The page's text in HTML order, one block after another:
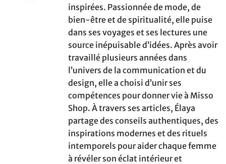
inspirées. Passionnée de mode, de
bien-être et de spiritualité, elle puise
dans ses voyages et ses lectures une
source inépuisable d’idées. Après avoir
travaillé plusieurs années dans
l’univers de la communication et du
design, elle a choisi d’unir ses
compétences pour donner vie à Misso
Shop. À travers ses articles, Élaya
partage des conseils authentiques, des
inspirations modernes et des rituels
intemporels pour aider chaque femme
à révéler son éclat intérieur et